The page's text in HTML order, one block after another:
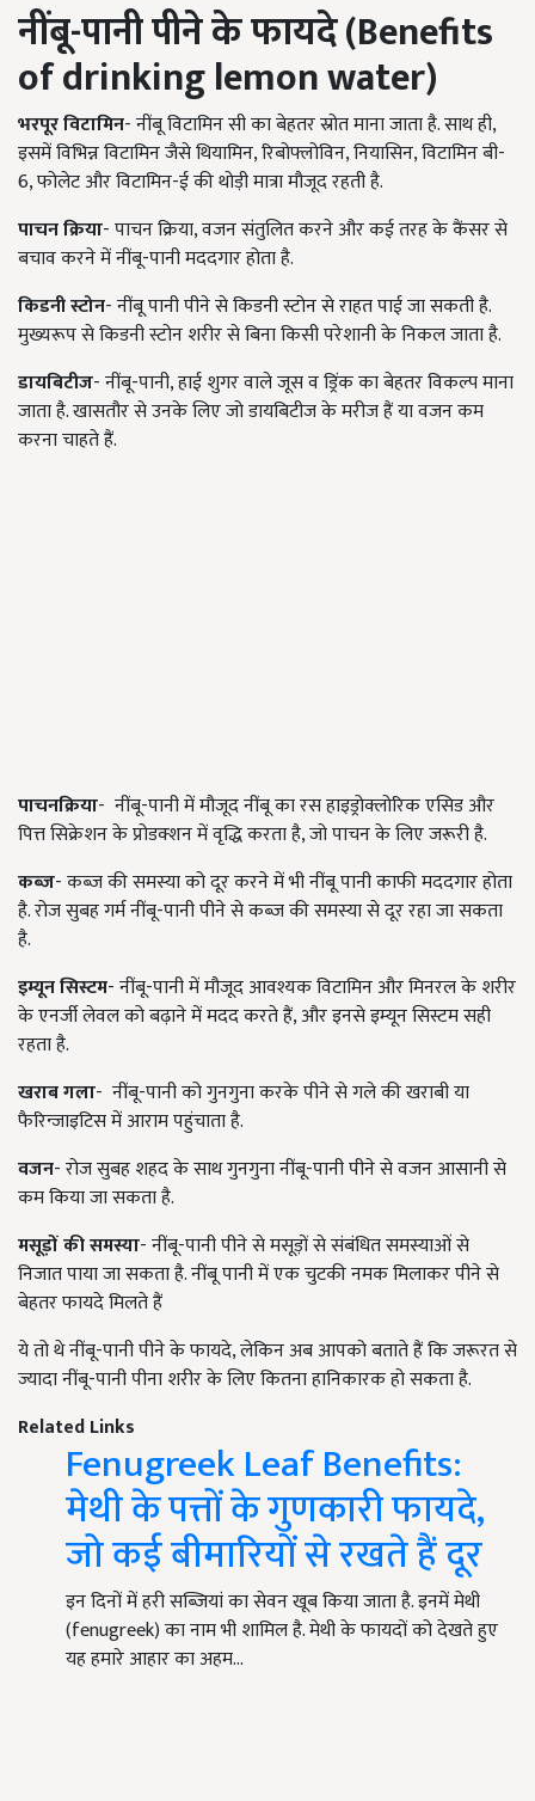
नींबू-पानी पीने के फायदे (Benefits
of drinking lemon water)
भरपूर विटामिन- नींबू विटामिन सी का बेहतर स्रोत माना जाता है. साथ ही,
इसमें विभिन्न विटामिन जैसे थियामिन, रिबोफ्लोविन, नियासिन, विटामिन बी-
6, फोलेट और विटामिन-ई की थोड़ी मात्रा मौजूद रहती है.
पाचन क्रिया- पाचन क्रिया, वजन संतुलित करने और कई तरह के कैंसर से
बचाव करने में नींबू-पानी मददगार होता है.
किडनी स्टोन- नींबू पानी पीने से किडनी स्टोन से राहत पाई जा सकती है.
मुख्यरूप से किडनी स्टोन शरीर से बिना किसी परेशानी के निकल जाता है.
डायबि‍टीज- नींबू-पानी, हाई शुगर वाले जूस व ड्रिंक का बेहतर विकल्प माना
जाता है. खासतौर से उनके लिए जो डायबिटीज के मरीज हैं या वजन कम
करना चाहते हैं.
पाचनक्रिया- नींबू-पानी में मौजूद नींबू का रस हाइड्रोक्लोरिक एसिड और
पित्त सिक्रेशन के प्रोडक्शन में वृद्धि करता है, जो पाचन के लिए जरूरी है.
कब्ज- कब्ज की समस्या को दूर करने में भी नींबू पानी काफी मददगार होता
है. रोज सुबह गर्म नींबू-पानी पीने से कब्ज की समस्या से दूर रहा जा सकता
है.
इम्यून सिस्टम- नींबू-पानी में मौजूद आवश्यक विटामिन और मिनरल के शरीर
के एनर्जी लेवल को बढ़ाने में मदद करते हैं, और इनसे इम्यून सिस्टम सही
रहता है.
खराब गला- नींबू-पानी को गुनगुना करके पीने से गले की खराबी या
फैरिन्जाइटिस में आराम पहुंचाता है.
वजन- रोज सुबह शहद के साथ गुनगुना नींबू-पानी पीने से वजन आसानी से
कम किया जा सकता है.
मसूड़ों की समस्या- नींबू-पानी पीने से मसूड़ों से संबंधित समस्याओं से
निजात पाया जा सकता है. नींबू पानी में एक चुटकी नमक मिलाकर पीने से
बेहतर फायदे मिलते हैं
ये तो थे नींबू-पानी पीने के फायदे, लेकिन अब आपको बताते हैं कि जरूरत से
ज्यादा नींबू-पानी पीना शरीर के लिए कितना हानिकारक हो सकता है.
Related Links
Fenugreek Leaf Benefits:
मेथी के पत्तों के गुणकारी फायदे,
जो कई बीमारियों से रखते हैं दूर
इन दिनों में हरी सब्जियां का सेवन खूब किया जाता है. इनमें मेथी
(fenugreek) का नाम भी शामिल है. मेथी के फायदों को देखते हुए
यह हमारे आहार का अहम…